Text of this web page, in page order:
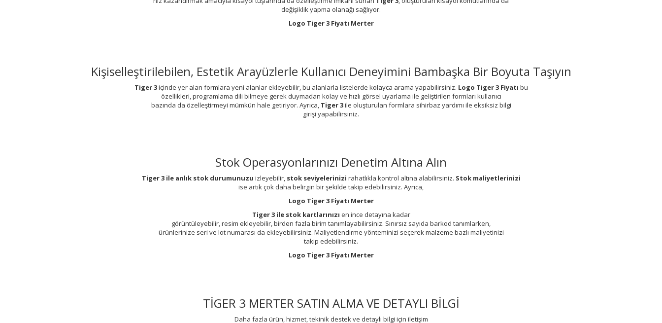
değişiklik yapma olanağı sağlıyor.
Logo Tiger3 Fiyatı Merter
Kişiselleştirilebilen, Estetik Arayüzlerle Kullanıcı Deneyimini Bambaşka Bir Boyuta Taşıyın
Tiger 3içinde yer alan formlara yeni alanlar ekleyebilir, bu alanlarla listelerde kolayca arama yapabilirsiniz. Logo Tiger 3 Fiyatı bu
özellikleri, programlama dili bilmeye gerek duymadan kolay ve hızlı görsel uyarlama ile geliştirilen formları kullanıcı
bazında da özelleştirmeyi mümkün hale getiriyor. Ayrıca, Tiger 3ile oluşturulan formlara sihirbaz yardımı ile eksiksiz bilgi
girişi yapabilirsiniz.
Stok Operasyonlarınızı Denetim Altına Alın
Tiger 3 ile anlık stok durumunuzu izleyebilir, stok seviyelerinizi rahatlıkla kontrol altına alabilirsiniz. Stok maliyetlerinizi
ise artık çok daha belirgin bir şekilde takip edebilirsiniz. Ayrıca,
Logo Tiger 3 Fiyatı Merter
Tiger 3 ile stok kartlarınızı en ince detayına kadar
görüntüleyebilir, resim ekleyebilir, birden fazla birim tanımlayabilirsiniz. Sınırsız sayıda barkod tanımlarken,
ürünlerinize seri ve lot numarası da ekleyebilirsiniz. Maliyetlendirme yönteminizi seçerek malzeme bazlı maliyetinizi
takip edebilirsiniz.
Logo Tiger 3 Fiyatı Merter
TİGER 3 MERTER SATIN ALMA VE DETAYLI BİLGİ
Daha fazla ürün, hizmet, tekinik destek ve detaylı bilgi için iletişim